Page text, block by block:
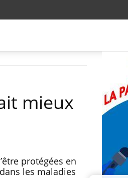
mieux
protégées en
les maladies